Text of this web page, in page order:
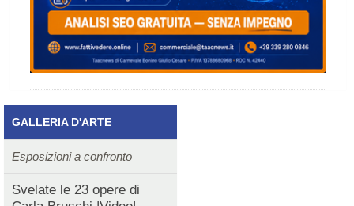
GALLERIA D'ARTE
Esposizioni a confronto
Svelate le 23 opere di